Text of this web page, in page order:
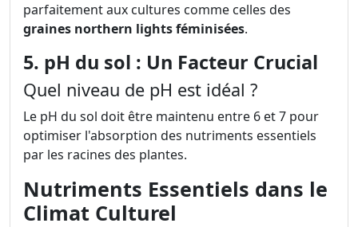
parfaitement aux cultures comme celles des
graines northern lights féminisées.
5. pH du sol : Un Facteur Crucial
Quel niveau de pH est idéal ?
Le pH du sol doit être maintenu entre 6 et 7 pour
optimiser l'absorption des nutriments essentiels
par les racines des plantes.
Nutriments Essentiels dans le
Climat Culturel